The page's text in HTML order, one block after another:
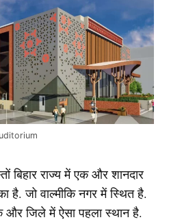
बिहार राज्य में एक और शानदार
है. जो वाल्मीकि नगर में स्थित है.
और जिले में ऐसा पहला स्थान है.